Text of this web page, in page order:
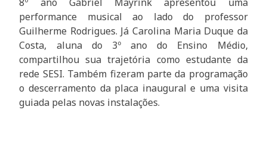
performance musical ao lado do professor
Guilherme Rodrigues. Já Carolina Maria Duque da
Costa, aluna do 3º ano do Ensino Médio,
compartilhou sua trajetória como estudante da
rede SESI. Também fizeram parte da programação
o descerramento da placa inaugural e uma visita
guiada pelas novas instalações.